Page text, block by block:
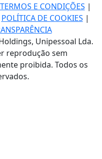
TERMOS E CONDIÇÕES |
POLÍTICA DE COOKIES |
Unipessoal Lda.
reprodução sem
proibida. Todos os